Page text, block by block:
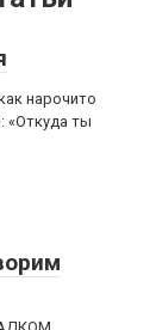
нарочито
«Откуда ты